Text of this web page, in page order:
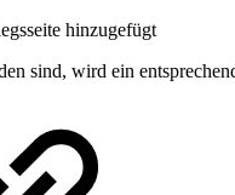
hinzugefügt
sind, wird ein